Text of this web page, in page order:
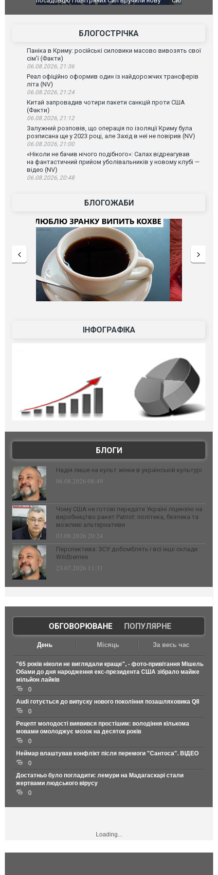
атаку. ВІДЕО
БЛОГОСТРІЧКА
Паніка в Криму: російські силовики масово вивозять свої
сім’ї (Факти)
06.08.2026, 21:36
Реал офіційно оформив один із найдорожчих трансферів
літа (NV)
06.08.2026, 21:24
Китай запровадив чотири пакети санкцій проти США
(Факти)
06.08.2026, 21:12
Залужний розповів, що операція по ізоляції Криму була
розписана ще у 2023 році, але Захід в неї не повірив (NV)
06.08.2026, 21:00
«Ніколи не бачив нічого подібного»: Салах відреагував
на фантастичний прийом уболівальників у новому клубі —
відео (NV)
06.08.2026, 20:48
БЛОГОЖАБИ
ІНФОГРАФІКА
БЛОГИ
Надія лише на культ жінки в українській культурі
06.08.2026 08:49
Чому США не готові передати Україні ліцензію на
виробництво ракет Patriot: політика, безпека та
можливі альтернативи
03.08.2026 20:24
Перспектива: ЗСУ добомблять і всі інші склади
Wildberries
23.07.2026 11:31
ОБГОВОРЮВАНЕ| ПОПУЛЯРНЕ
День Місяць За весь час
"65 років ніколи не виглядали краще", - фото-привітання Мішель
Обами до дня народження екс-президента США зібрало майже
мільйон лайків
0
Audi готується до випуску нового покоління позашляховика Q8
0
Рецепт молодості виявився простішим: володіння кількома
мовами омолоджує мозок на десяток років
0
Неймар влаштував конфлікт після перемоги "Сантоса". ВІДЕО
0
Достатньо було погладити: лемури на Мадагаскарі стали
жертвами людського вірусу
0
Loading...